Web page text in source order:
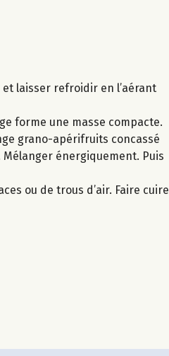
laisser refroidir en l’aérant
forme une masse compacte.
grano-apérifruits concassé
énergiquement. Puis
ou de trous d’air. Faire cuire